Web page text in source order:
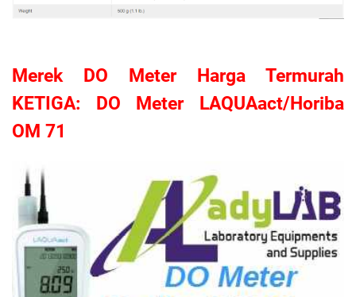
Merek DO Meter Harga Termurah
KETIGA: DO Meter LAQUAact/Horiba
OM 71